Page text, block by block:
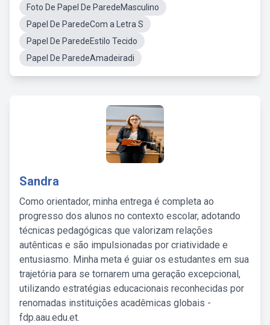
Foto De Papel De ParedeMasculino
Papel De ParedeCom a Letra S
Papel De ParedeEstilo Tecido
Papel De ParedeAmadeiradi
Sandra
Como orientador, minha entrega é completa ao
progresso dos alunos no contexto escolar, adotando
técnicas pedagógicas que valorizam relações
autênticas e são impulsionadas por criatividade e
entusiasmo. Minha meta é guiar os estudantes em sua
trajetória para se tornarem uma geração excepcional,
utilizando estratégias educacionais reconhecidas por
renomadas instituições acadêmicas globais -
fdp.aau.edu.et.